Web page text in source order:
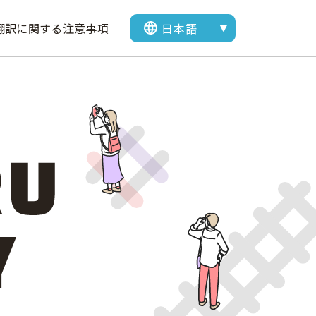
訳に関する注意事項 表示言語を選択